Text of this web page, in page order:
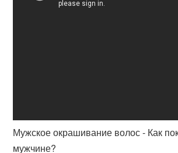
Мужское окрашивание волос - Как
мужчине?